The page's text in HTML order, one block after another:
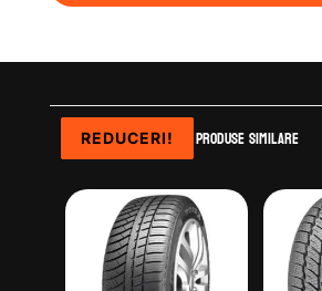
Produse similare
REDUCERI!
REDUCERI!
REDUCERI!
REDUCERI!